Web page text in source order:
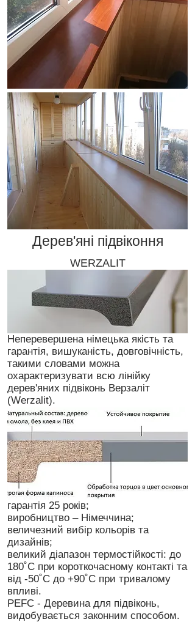
Дерев'яні підвіконня
WERZALIT
Неперевершена німецька якість та
гарантія, вишуканість, довговічність,
такими словами можна
охарактеризувати всю лінійку
дерев'яних підвіконь Верзаліт
(Werzalit).
гарантія 25 років;
виробництво – Німеччина;
величезний вибір кольорів та
дизайнів;
великий діапазон термостійкості: до
180˚C при короткочасному контакті та
від -50˚C до +90˚C при тривалому
впливі.
PEFC - Деревина для підвіконь,
видобувається законним способом.